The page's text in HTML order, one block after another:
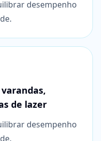
desempenho
de lazer
desempenho